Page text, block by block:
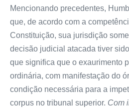
Mencionando precedentes,
que, de acordo com a
Constituição, sua jurisdição
decisão judicial atacada tiver
que significa que o exaurimento
ordinária, com manifestação do
condição necessária para a
corpus no tribunal superior. Com